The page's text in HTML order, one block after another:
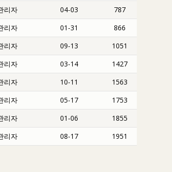
리자 04-03
787
리자 01-31
866
리자 09-13
1051
리자 03-14
1427
리자 10-11
1563
리자 05-17
1753
리자 01-06
1855
리자 08-17 1951